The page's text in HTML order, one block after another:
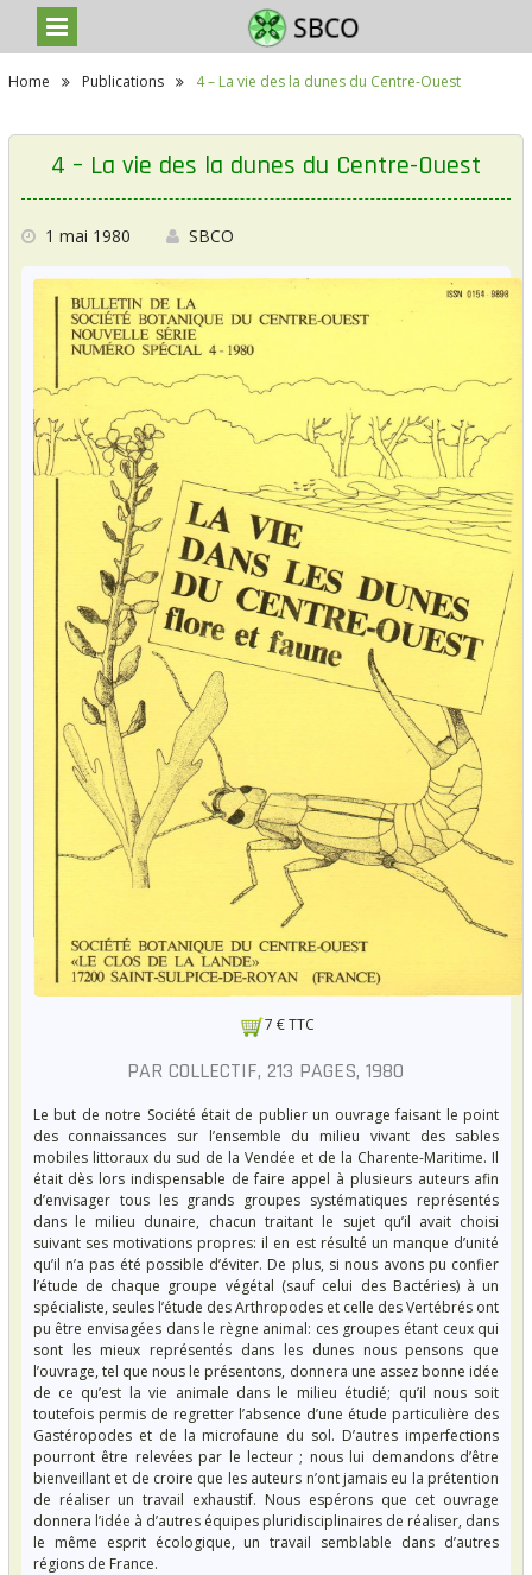
Home Publications 4 – La vie des la dunes du Centre-Ouest
4 – La vie des la dunes du Centre-Ouest
1 mai 1980 SBCO
7 € TTC
PAR COLLECTIF, 213 PAGES, 1980
Le but de notre Société était de publier un ouvrage faisant le point
des connaissances sur l’ensemble du milieu vivant des sables
mobiles littoraux du sud de la Vendée et de la Charente-Maritime. Il
était dès lors indispensable de faire appel à plusieurs auteurs afin
d’envisager tous les grands groupes systématiques représentés
dans le milieu dunaire, chacun traitant le sujet qu’il avait choisi
suivant ses motivations propres: il en est résulté un manque d’unité
qu’il n’a pas été possible d’éviter. De plus, si nous avons pu confier
l’étude de chaque groupe végétal (sauf celui des Bactéries) à un
spécialiste, seules l’étude des Arthropodes et celle des Vertébrés ont
pu être envisagées dans le règne animal: ces groupes étant ceux qui
sont les mieux représentés dans les dunes nous pensons que
l’ouvrage, tel que nous le présentons, donnera une assez bonne idée
de ce qu’est la vie animale dans le milieu étudié; qu’il nous soit
toutefois permis de regretter l’absence d’une étude particulière des
Gastéropodes et de la microfaune du sol. D’autres imperfections
pourront être relevées par le lecteur ; nous lui demandons d’être
bienveillant et de croire que les auteurs n’ont jamais eu la prétention
de réaliser un travail exhaustif. Nous espérons que cet ouvrage
donnera l’idée à d’autres équipes pluridisciplinaires de réaliser, dans
le même esprit écologique, un travail semblable dans d’autres
régions de France.